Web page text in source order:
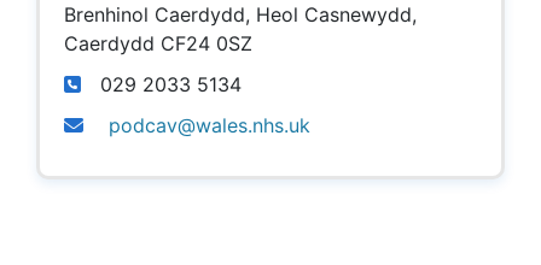
Brenhinol Caerdydd, Heol Casnewydd,
Caerdydd CF24 0SZ
029 2033 5134
podcav@wales.nhs.uk